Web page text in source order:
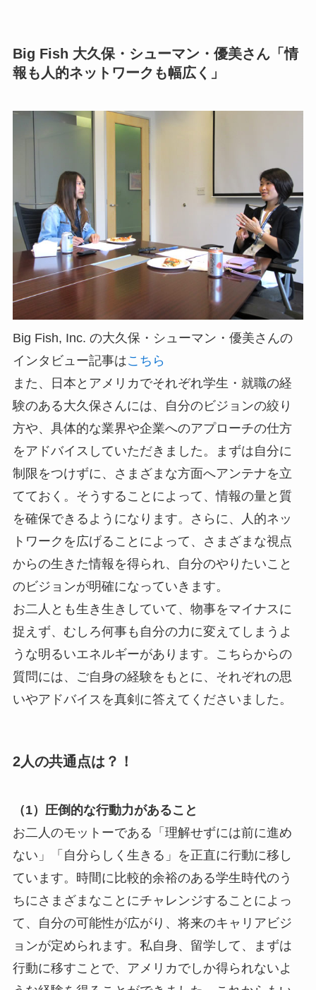
Big Fish 大久保・シューマン・優美さん「情
報も人的ネットワークも幅広く」
Big Fish, Inc. の大久保・シューマン・優美さんの
インタビュー記事はこちら
また、日本とアメリカでそれぞれ学生・就職の経
験のある大久保さんには、自分のビジョンの絞り
方や、具体的な業界や企業へのアプローチの仕方
をアドバイスしていただきました。まずは自分に
制限をつけずに、さまざまな方面へアンテナを立
てておく。そうすることによって、情報の量と質
を確保できるようになります。さらに、人的ネッ
トワークを広げることによって、さまざまな視点
からの生きた情報を得られ、自分のやりたいこと
のビジョンが明確になっていきます。
お二人とも生き生きしていて、物事をマイナスに
捉えず、むしろ何事も自分の力に変えてしまうよ
うな明るいエネルギーがあります。こちらからの
質問には、ご自身の経験をもとに、それぞれの思
いやアドバイスを真剣に答えてくださいました。
2人の共通点は？！
（1）圧倒的な行動力があること
お二人のモットーである「理解せずには前に進め
ない」「自分らしく生きる」を正直に行動に移し
ています。時間に比較的余裕のある学生時代のう
ちにさまざまなことにチャレンジすることによっ
て、自分の可能性が広がり、将来のキャリアビジ
ョンが定められます。私自身、留学して、まずは
行動に移すことで、アメリカでしか得られないよ